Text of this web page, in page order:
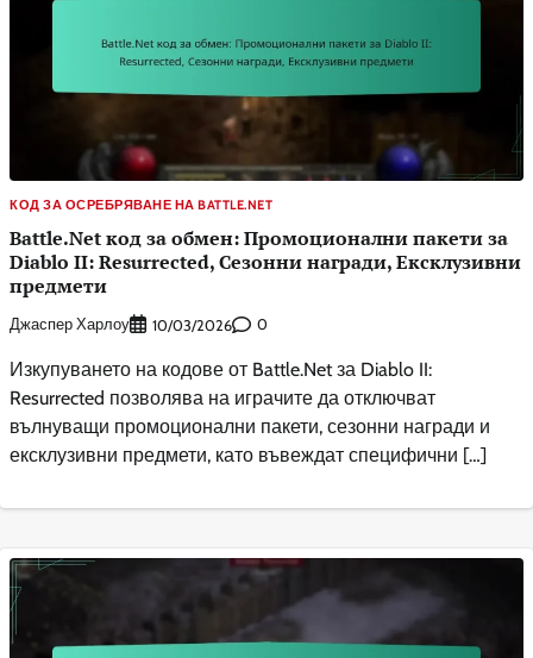
КОД ЗА ОСРЕБРЯВАНЕ НА BATTLE.NET
Battle.Net код за обмен: Промоционални пакети за
Diablo II: Resurrected, Сезонни награди, Ексклузивни
предмети
Джаспер Харлоу 10/03/2026 0
Изкупуването на кодове от Battle.Net за Diablo II:
Resurrected позволява на играчите да отключват
вълнуващи промоционални пакети, сезонни награди и
ексклузивни предмети, като въвеждат специфични […]